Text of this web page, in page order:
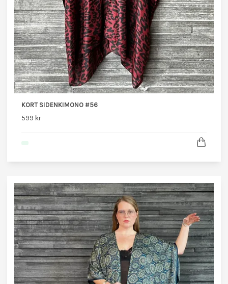
KORT SIDENKIMONO #56
599 kr